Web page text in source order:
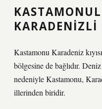
KARADENIZLI
Kastamonu Karadeniz
bölgesine de bağlıdır.
nedeniyle Kastamonu,
illerinden biridir.